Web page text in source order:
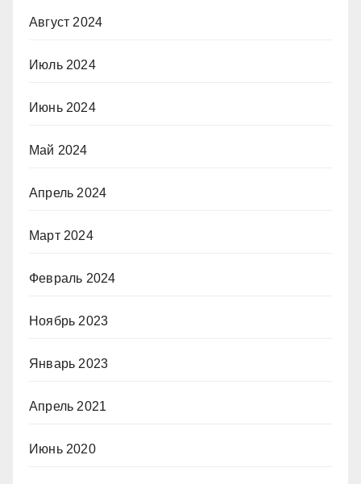
Август 2024
Июль 2024
Июнь 2024
Май 2024
Апрель 2024
Март 2024
Февраль 2024
Ноябрь 2023
Январь 2023
Апрель 2021
Июнь 2020